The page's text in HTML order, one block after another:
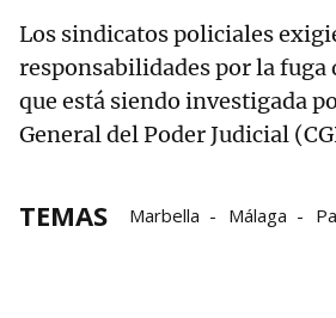
Los sindicatos policiales
responsabilidades por la fuga
que está siendo investigada
General del Poder Judicial
TEMAS Marbella Málaga